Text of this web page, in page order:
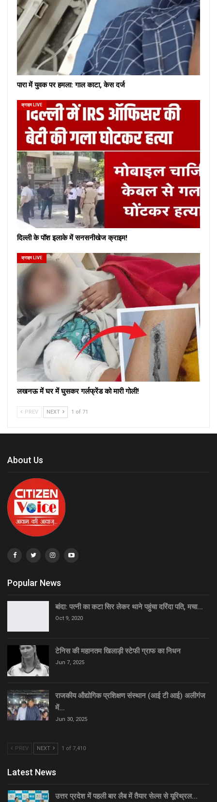
पारा में युवक पर हमला: गाल काटा, केस दर्ज
क्राइम LIVE
दिल्ली के पॉश इलाके में सनसनीखेज क्राइम!
क्राइम LIVE
लखनऊ में घर में घुसकर गर्लफ्रेंड को मारी गोली!
PREV NEXT 1 of 71
About Us
Popular News
बांदा: पत्नी का कटा सिर लेकर थाने पहुंचा दरिंदा पति, मचा…
Oct 9, 2020
टेनिस की महानतम खिलाड़ी स्टेफी ग्राफ का निधन
Jun 7, 2025
राजकीय औद्योगिक प्रशिक्षण संस्थान (आई टी आई) अलीगंज
में…
Jun 30, 2025
PREV NEXT 1 of 7,410
Latest News
उत्तर प्रदेश में पहली बार लैब में तैयार सेल्स से यूरिथ्रल…